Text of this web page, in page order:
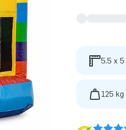
5.5 x
125 kg